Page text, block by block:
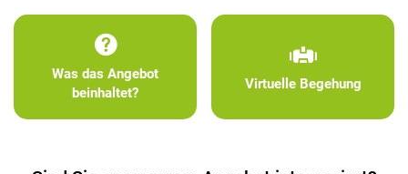
Was das Angebot
beinhaltet?
Virtuelle Begehung